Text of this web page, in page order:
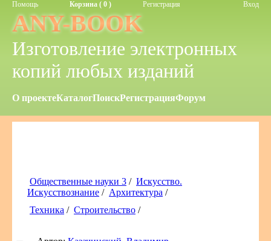
Помощь Корзина ( 0 ) Регистрация Вход
ANY-BOOK
Изготовление электронных
копий любых изданий
О проектеКаталогПоискРегистрацияФорум
Общественные науки 3 / Искусство.
Искусствознание / Архитектура /
Техника / Строительство /